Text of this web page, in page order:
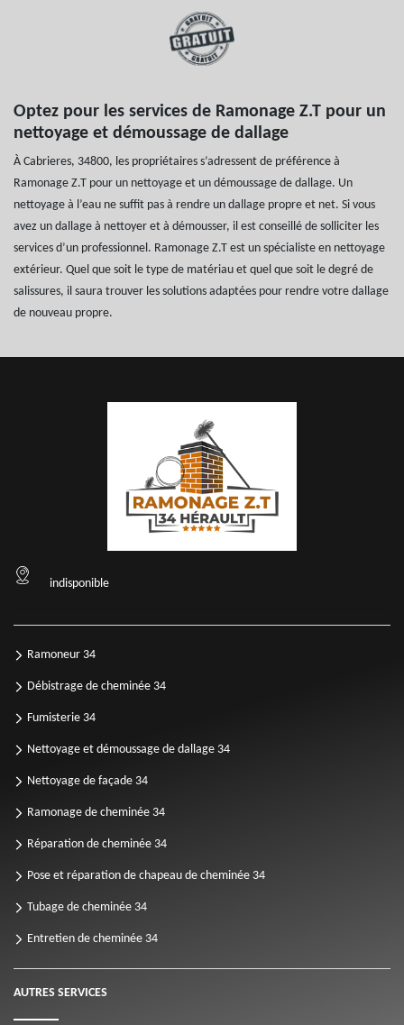
Optez pour les services de Ramonage Z.T pour un
nettoyage et démoussage de dallage
À Cabrieres, 34800, les propriétaires s’adressent de préférence à
Ramonage Z.T pour un nettoyage et un démoussage de dallage. Un
nettoyage à l’eau ne suffit pas à rendre un dallage propre et net. Si vous
avez un dallage à nettoyer et à démousser, il est conseillé de solliciter les
services d’un professionnel. Ramonage Z.T est un spécialiste en nettoyage
extérieur. Quel que soit le type de matériau et quel que soit le degré de
salissures, il saura trouver les solutions adaptées pour rendre votre dallage
de nouveau propre.
indisponible
Ramoneur 34
Débistrage de cheminée 34
Fumisterie 34
Nettoyage et démoussage de dallage 34
Nettoyage de façade 34
Ramonage de cheminée 34
Réparation de cheminée 34
Pose et réparation de chapeau de cheminée 34
Tubage de cheminée 34
Entretien de cheminée 34
AUTRES SERVICES